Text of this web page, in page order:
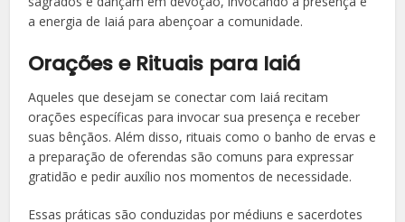
a energia de Iaiá para abençoar a comunidade.
Orações e Rituais para Iaiá
Aqueles que desejam se conectar com Iaiá recitam
orações específicas para invocar sua presença e receber
suas bênçãos. Além disso, rituais como o banho de ervas e
a preparação de oferendas são comuns para expressar
gratidão e pedir auxílio nos momentos de necessidade.
Essas práticas são conduzidas por médiuns e sacerdotes